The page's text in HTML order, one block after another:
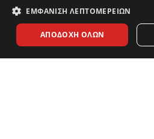
ΕΜΦΆΝΙΣΗ ΛΕΠΤΟΜΕΡΕΙΏΝ
ΑΠΟΔΟΧΉ ΌΛΩΝ